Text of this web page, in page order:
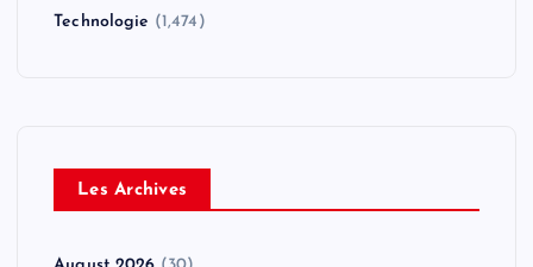
Technologie (1,474)
Les Archives